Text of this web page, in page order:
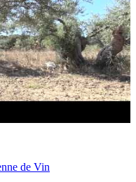
de Vin